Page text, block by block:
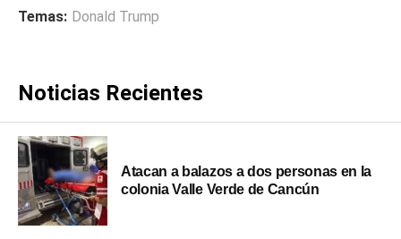
Temas: Donald Trump
Noticias Recientes
Atacan a balazos a dos personas en la
colonia Valle Verde de Cancún